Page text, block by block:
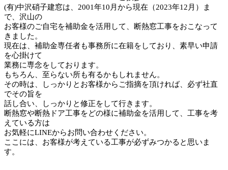
(有)中沢硝子建窓は、2001年10月から現在（2023年12月）ま
で、沢山の
お客様のご自宅を補助金を活用して、断熱窓工事をおこなって
きました。
現在は、補助金専任者も事務所に在籍をしており、素早い申請
を心掛けて
業務に専念をしております。
もちろん、至らない所も有るかもしれません。
その時は、しっかりとお客様からご指摘を頂ければ、必ず社直
でその旨を
話し合い、しっかりと修正をして行きます。
断熱窓や断熱ドア工事をどの様に補助金を活用して、工事を考
えている方は
お気軽にLINEからお問い合わせください。
ここには、お客様が考えている工事が必ずみつかると思いま
す。